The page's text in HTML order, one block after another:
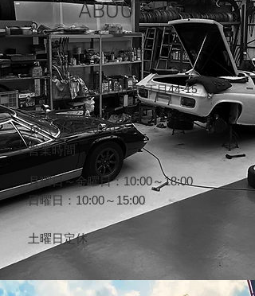
ABOUT US
​作成中
〒223-0058
横浜市港北区新吉田東3丁目44-15
info@newspeed.co.jp
Tel: (045)-620-7020
営業時間
月曜日～金曜日：10:00～18:00
​日曜日：10:00～15:00
土曜日定休